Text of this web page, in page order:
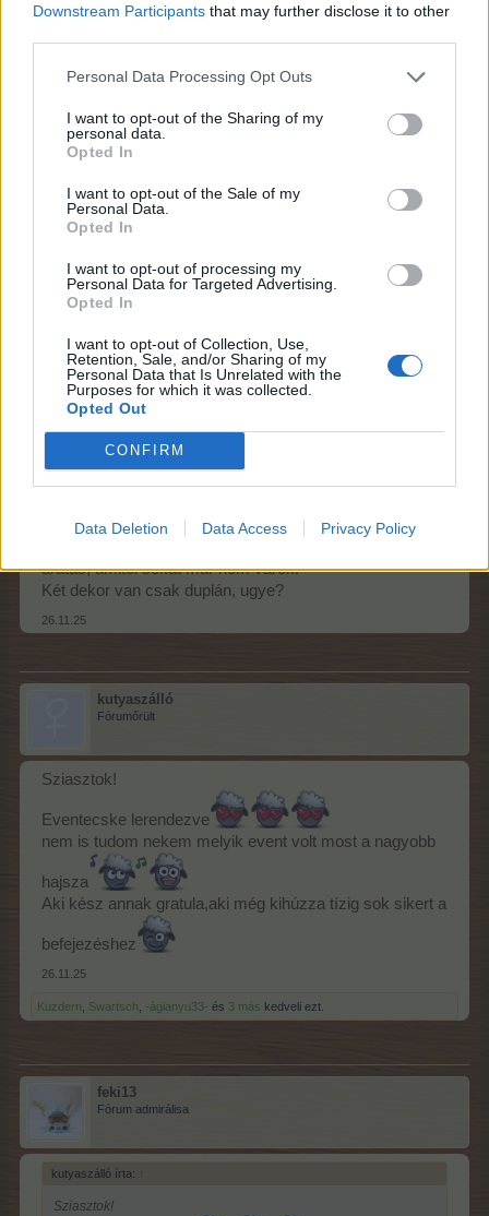
Downstream Participants that may further disclose it to other
Personal Data Processing Opt Outs
I want to opt-out of the Sharing of my
personal data.
Opted In
I want to opt-out of the Sale of my
Personal Data.
Opted In
I want to opt-out of processing my
Personal Data for Targeted Advertising.
Opted In
I want to opt-out of Collection, Use,
Retention, Sale, and/or Sharing of my
Personal Data that Is Unrelated with the
Purposes for which it was collected.
Opted Out
CONFIRM
Data Deletion Data Access Privacy Policy
Fórum bárója
Dolphin írta:↑
Cincogi irodája az új helyszín neve.
Gratulálok a befejezéshez és hajrá a TOP-on.
megtaláltam...az előzőnél sem figyeltem, így most 2
ismeretlen pálya is volt. Köszönöm a válaszod.
GA-BI-O-Farm,vihenceésDolphinkedveli ezt.
GCSRama
Baloldallal végeztem. Köszönet a helytárért. Jobb oldalon
aratás, amitől sokat már nem várok.
Két dekor van csak duplán, ugye?
26.11.25
kutyaszálló
Fórumőrült
Sziasztok!
Eventecske lerendezve
nem is tudom nekem melyik event volt most a nagyobb
hajsza
Aki kész annak gratula,aki még kihúzza tízig sok sikert a
befejezéshez
26.11.25
Kuzdern Swartsch -ágianyu33- és 3 más kedveli ezt.
feki13
Fórum admirálisa
kutyaszálló írta: ↑
Sziasztok!